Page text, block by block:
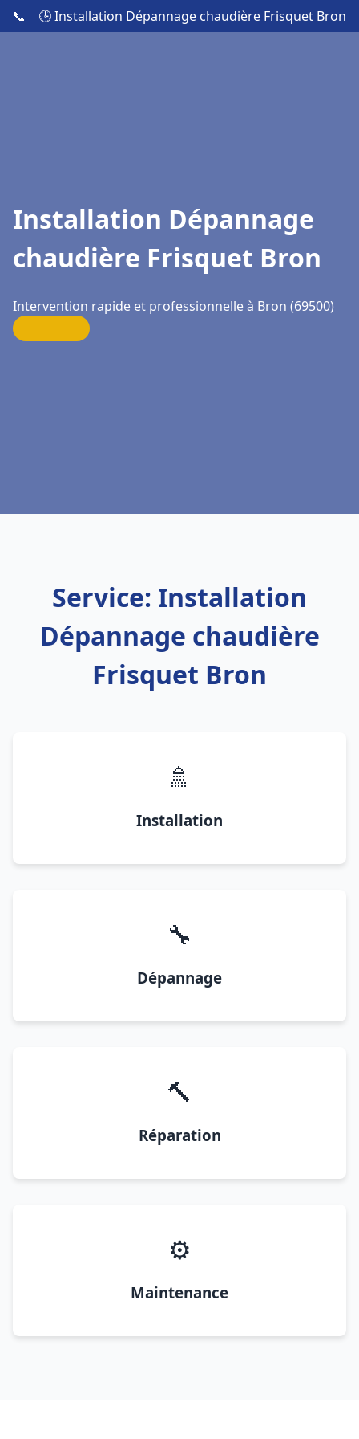
📞 🕒 Installation Dépannage chaudière Frisquet Bron
Installation Dépannage
chaudière Frisquet Bron
Intervention rapide et professionnelle à Bron (69500)
Service: Installation
Dépannage chaudière
Frisquet Bron
🚿
Installation
🔧
Dépannage
🔨
Réparation
⚙️
Maintenance